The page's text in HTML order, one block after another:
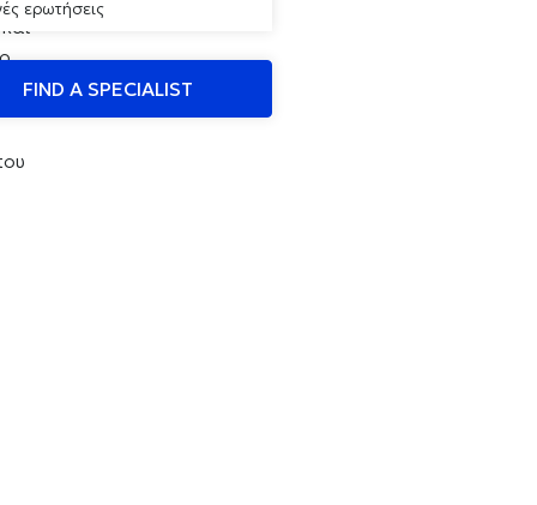
ερωτήσεις
FIND A SPECIALIST